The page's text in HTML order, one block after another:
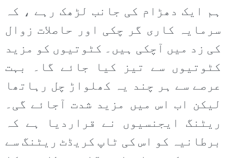
ہم ایک دھڑام کی جانب لڑھک رہے ، کہ
سرمایہ کاری گر چکی اور حاصلات زوال
کی زد میں آچکی ہیں۔ کٹوتیوں کو مزید
کٹوتیوں سے تیز کیا جائے گا۔ بہت
عرصے سے ہر چند یہ کھلواڑ چل رہاتھا
لیکن اب اس میں مزید شدت آجائے گی۔
ریٹنگ ایجنسیوں نے قراردیا ہے کہ
برطانیہ کو اس کی ٹاپ کریڈٹ ریٹنگ سے